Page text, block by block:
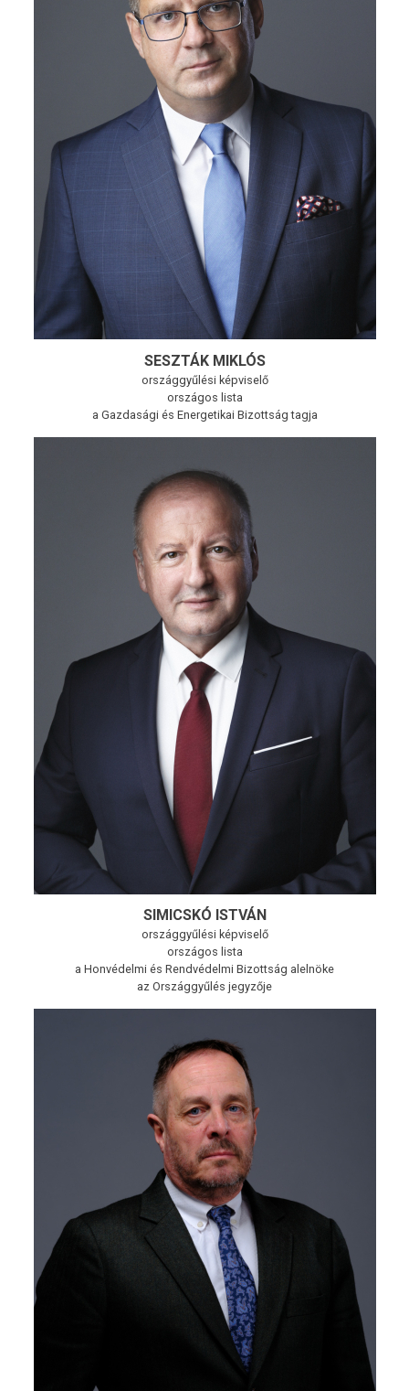
SESZTÁK MIKLÓS
országgyűlési képviselő
országos lista
a Gazdasági és Energetikai Bizottság tagja
SIMICSKÓ ISTVÁN
országgyűlési képviselő
országos lista
a Honvédelmi és Rendvédelmi Bizottság alelnöke
az Országgyűlés jegyzője